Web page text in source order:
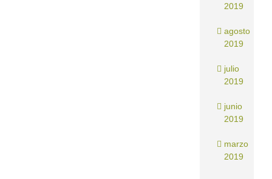
2019
agosto
2019
julio
2019
junio
2019
marzo
2019